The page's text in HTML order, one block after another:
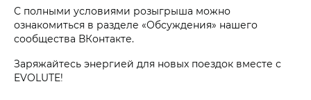
С полными условиями розыгрыша можно
ознакомиться в разделе «Обсуждения» нашего
сообщества ВКонтакте.
Заряжайтесь энергией для новых поездок вместе с
EVOLUTE!